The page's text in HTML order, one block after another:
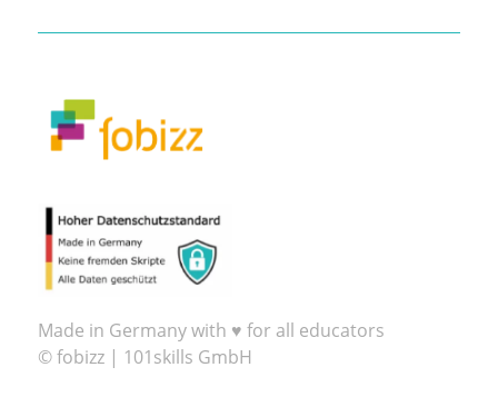
Made in Germany with ♥ for all educators
© fobizz | 101skills GmbH